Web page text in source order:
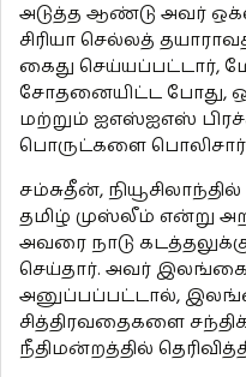
அடுத்த ஆண்டு அவர்
சிரியா செல்லத்
கைது செய்யப்பட்டார்,
சோதனையிட்ட போது,
மற்றும் ஐஎஸ்ஐஎஸ்
பொருட்களை பொலிசார்
சம்சுதீன்,
தமிழ் முஸ்லீம் என்று
அவரை நாடு
செய்தார். அவர்
அனுப்பப்பட்டால்,
சித்திரவதைகளை
நீதிமன்றத்தில்